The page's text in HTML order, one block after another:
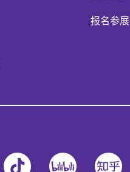
报名参展